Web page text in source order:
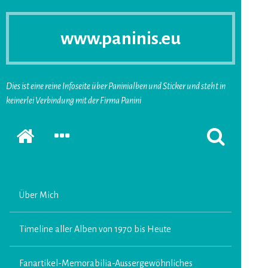
www.paninis.eu
Dies ist eine reine Infoseite über Paninialben und Sticker und steht in
keinerlei Verbindung mit der Firma Panini
Startseite
SEKUNDÄRE
ERSCHEINEN
Über Mich
Timeline aller Alben von 1970 bis Heute
Fanartikel-Memorabilia-Aussergewöhnliches